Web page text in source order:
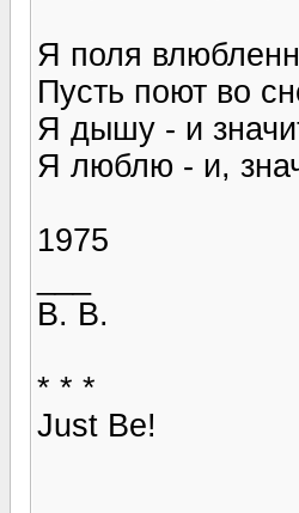
Я поля
Пусть поют во
Я дышу - и
Я люблю - и,
1975
В. В.
* * *
Just Be!